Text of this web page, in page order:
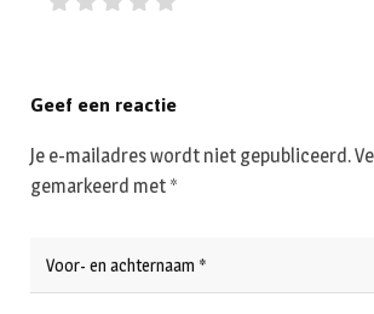
Geef een reactie
Je e-mailadres wordt niet gepubliceerd.
gemarkeerd met *